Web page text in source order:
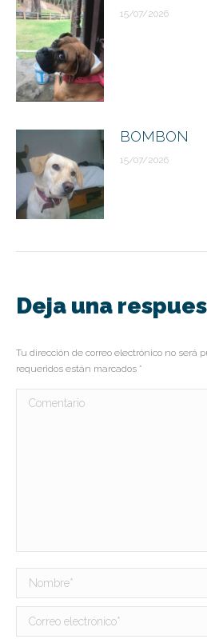
15/07/2026
BOMBON
15/07/2026
Deja una
Tu dirección de correo electrónico no será
requeridos están marcados *
Comentario
Nombre *
Correo electrónico *